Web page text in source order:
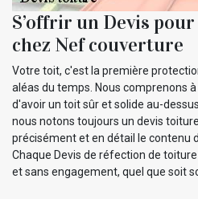
S’offrir un Devis
chez Nef couverture
Votre toit, c'est la première
aléas du temps. Nous comprenons
d'avoir un toit sûr et solide au-
nous notons toujours un devis
précisément et en détail le contenu
Chaque Devis de réfection de
et sans engagement, quel que soit